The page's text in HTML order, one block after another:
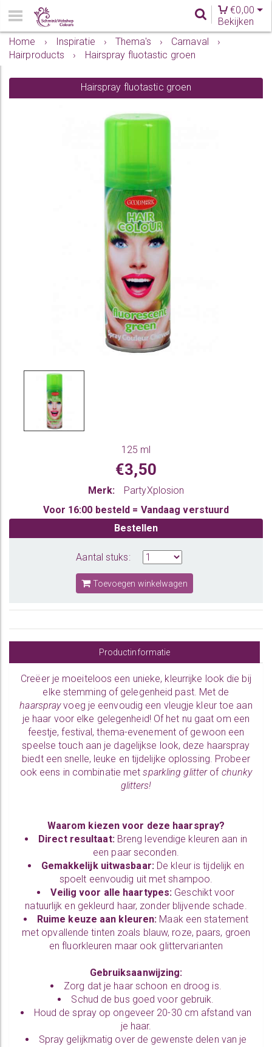
€0,00
Bekijken
Home
› Inspiratie › Thema's › Carnaval
›
Hairproducts
› Hairspray fluotastic groen
Hairspray fluotastic groen
125 ml
€3,50
Merk:
PartyXplosion
Voor 16:00 besteld = Vandaag verstuurd
Bestellen
Aantal stuks:
Toevoegen winkelwagen
Productinformatie
Creëer je moeiteloos een unieke, kleurrijke look die bij
elke stemming of gelegenheid past. Met de
haarspray voeg je eenvoudig een vleugje kleur toe aan
je haar voor elke gelegenheid! Of het nu gaat om een
feestje, festival, thema-evenement of gewoon een
speelse touch aan je dagelijkse look, deze haarspray
biedt een snelle, leuke en tijdelijke oplossing. Probeer
ook eens in combinatie metsparkling glitter of chunky
glitters!
Waarom kiezen voor deze haarspray?
Direct resultaat:Breng levendige kleuren aan in
een paar seconden.
Gemakkelijk uitwasbaar:De kleur is tijdelijk en
spoelt eenvoudig uit met shampoo.
Veilig voor alle haartypes: Geschikt voor
natuurlijk en gekleurd haar, zonder blijvende schade.
Ruime keuze aan kleuren: Maak een statement
met opvallende tinten zoals blauw, roze, paars, groen
en fluorkleuren maar ook glittervarianten
Gebruiksaanwijzing:
Zorg dat je haar schoon en droog is.
Schud de bus goed voor gebruik.
Houd de spray op ongeveer 20-30 cm afstand van
je haar.
Spray gelijkmatig over de gewenste delen van je